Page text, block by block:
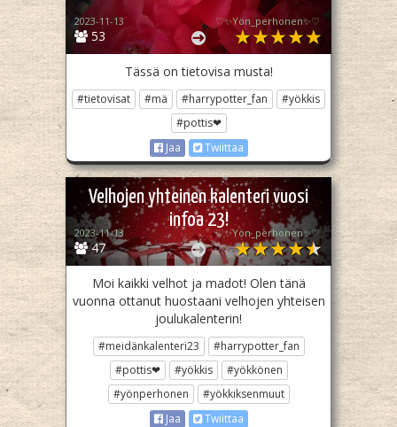
53
2023-11-13 ♡✨️Yön_perhonen✨♡
Tässä on tietovisa musta!
#tietovisat #mä #harrypotter_fan
#yökkis
#pottis❤
Jaa
Twiittaa
Velhojen yhteinen kalenteri vuosi
infoa 23!
47
2023-11-13 ♡✨️Yön_perhonen✨♡
Moi kaikki velhot ja madot! Olen tänä
vuonna ottanut huostaani velhojen yhteisen
joulukalenterin!
#meidänkalenteri23
#harrypotter_fan
#pottis❤
#yökkis
#yökkönen
#yönperhonen
#yökkiksenmuut
Jaa
Twiittaa